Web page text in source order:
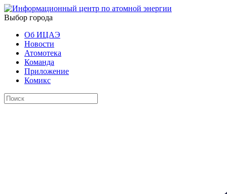
Выбор города
Об ИЦАЭ
Новости
Атомотека
Команда
Приложение
Комикс